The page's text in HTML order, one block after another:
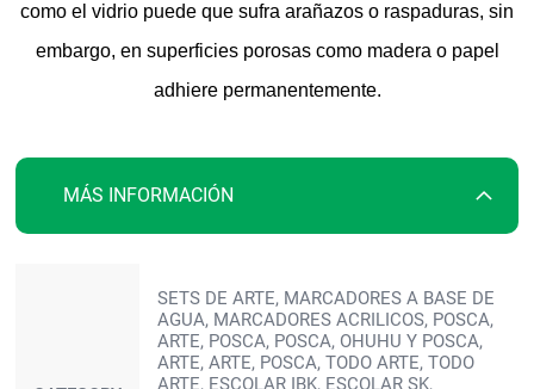
como el vidrio puede que sufra arañazos o raspaduras, sin
embargo, en superficies porosas como madera o papel
adhiere permanentemente.
MÁS INFORMACIÓN
SETS DE ARTE, MARCADORES A BASE DE
AGUA, MARCADORES ACRILICOS, POSCA,
ARTE, POSCA, POSCA, OHUHU Y POSCA,
ARTE, ARTE, POSCA, TODO ARTE, TODO
ARTE, ESCOLAR IBK, ESCOLAR SK,